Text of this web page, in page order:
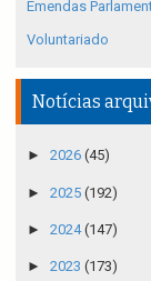
Emendas
Voluntariado
Notícias
► 2026 (45)
► 2025 (192)
► 2024(147)
► 2023 (173)